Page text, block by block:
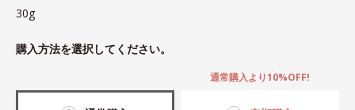
30g
購入方法を選択してください。
通常購入より10%OFF!